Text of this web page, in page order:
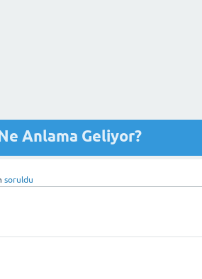
Anlama Geliyor?
soruldu